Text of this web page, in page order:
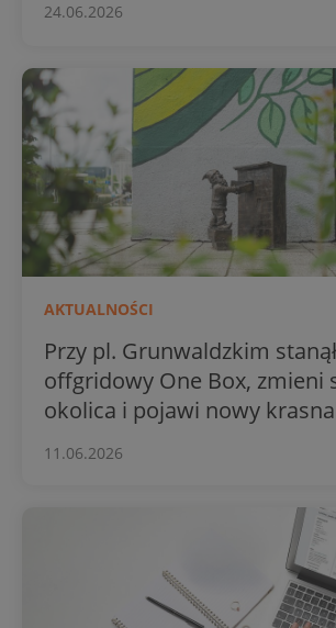
24.06.2026
AKTUALNOŚCI
Przy pl. Grunwaldzkim stanął
offgridowy One Box, zmieni
okolica i pojawi nowy
11.06.2026